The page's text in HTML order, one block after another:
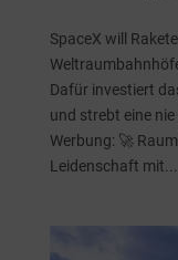
SpaceX will
Dafür investiert
und strebt eine
Werbung: 🚀
Leidenschaft mit...